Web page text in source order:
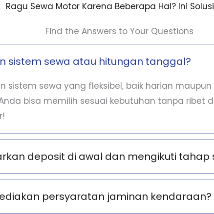
Ragu Sewa Motor Karena Beberapa Hal? Ini
Find the Answers to Your Questions
sistem sewa atau hitungan tanggal?
sistem sewa yang fleksibel, baik harian
bisa memilih sesuai kebutuhan tanpa ribet
deposit di awal dan mengikuti tahap
persyaratan jaminan kendaraan?